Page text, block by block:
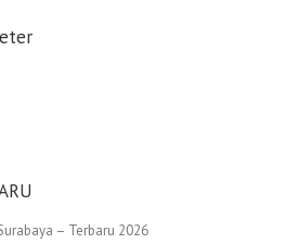
– Terbaru 2026